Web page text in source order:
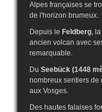
Alpes françaises se
de l'horizon brumeux.
Depuis le Feldberg,
ancien volcan avec
remarquable.
Du Seebück (1448
nombreux sentiers de
aux Vosges.
Des hautes falaises